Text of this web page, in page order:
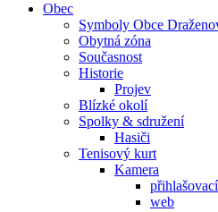
Obec
Symboly Obce
Obytná zóna
Současnost
Historie
Projev
Blízké okolí
Spolky & sdružení
Hasiči
Tenisový kurt
Kamera
web